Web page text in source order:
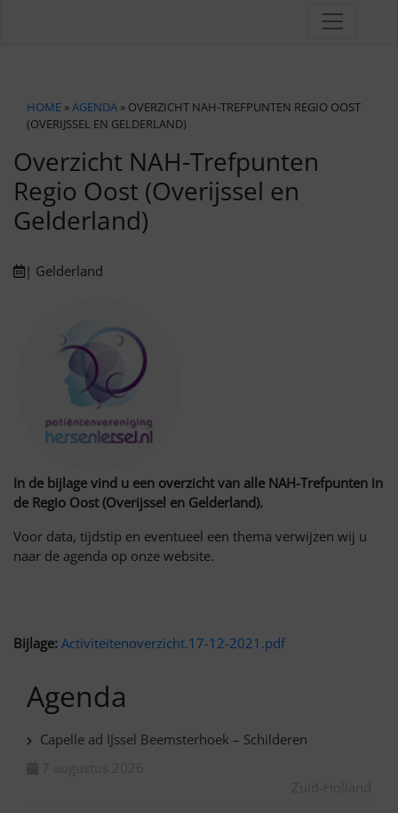
HOME »AGENDA » OVERZICHT NAH-TREFPUNTEN REGIO OOST
(OVERIJSSEL EN GELDERLAND)
Overzicht NAH-Trefpunten
Regio Oost (Overijssel en
Gelderland)
| Gelderland
In de bijlage vind u een overzicht van alle NAH-Trefpunten in
de Regio Oost (Overijssel en Gelderland).
Voor data, tijdstip en eventueel een thema verwijzen wij u
naar de agenda op onze website.
Bijlage: Activiteitenoverzicht.17-12-2021.pdf
Agenda
Capelle ad IJssel Beemsterhoek – Schilderen